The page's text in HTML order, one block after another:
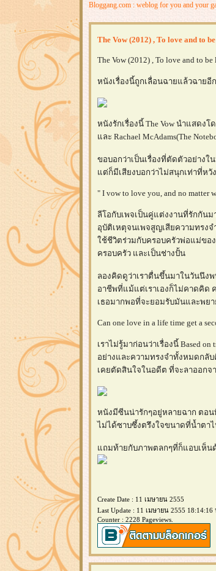
Bloggang.com : weblog for you and your
The Vow (2012) , To love and to
The Vow (2012) , To love and to be
หนังเรื่องนี้ถูกเลื่อนฉายแล้วฉาย
หนังรักเรื่องนี้ The Vow นำแสดงโ
ละ Rachael McAdams(The
ขอบอกว่าเป็นเรื่องที่ตัดตัวอย่างใ
ต่ก็มีเสียงบอกว่าไม่สนุกเท่าที่หวั
" I vow to love you, and no matter
ลีโอกับเพจเป็นคู่แต่งงานที่รักกัน
อุบัติเหตุจนเพจสูญเสียความทรง
ช้ชีวิตร่วมกับครอบครัวพ่อแม่ของ
ครอบครัว และเป็นช่างปั้น
ลองคิดดูว่าเราตื่นขึ้นมาในวันนึง
อาชีพที่แม้แต่เราเองก็ไม่คาดคิด
เธอมากพอที่จะยอมรับมันและพย
Can one love in a life time get a
เราไม่รู้มาก่อนว่าเรื่องนี้ Based
อย่างและความทรงจำทั้งหมดกลั
เคยตัดสินใจในอดีต ที่จะลาออกจ
หนังมีซีนน่ารักๆอยู่หลายฉาก ตอ
ไม่ได้ซาบซึ้งตรึงใจขนาดที่น้ำตา
ถมท้ายกับภาพตลกๆที่ก็แอบเห็นด้
Create Date : 11 เมษายน 2555
Last Update : 11 เมษายน 2555 18:14:16
Counter : 2228 Pageviews.